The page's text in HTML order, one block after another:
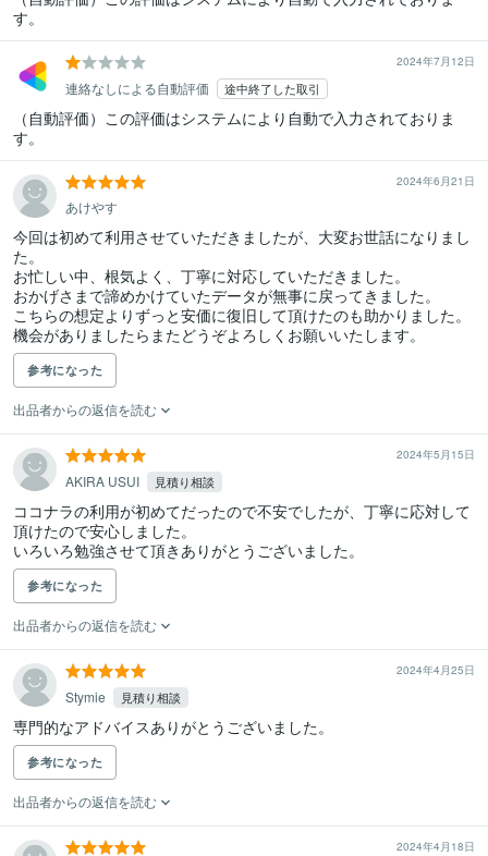
す。
2024年7月12日
連絡なしによる自動評価 途中終了した取引
（自動評価）この評価はシステムにより自動で入力されておりま
す。
2024年6月21日
あけやす
今回は初めて利用させていただきましたが、大変お世話になりまし
た。
お忙しい中、根気よく、丁寧に対応していただきました。
おかげさまで諦めかけていたデータが無事に戻ってきました。
こちらの想定よりずっと安価に復旧して頂けたのも助かりました。
機会がありましたらまたどうぞよろしくお願いいたします。
参考になった
出品者からの返信を読む
2024年5月15日
AKIRA USUI 見積り相談
ココナラの利用が初めてだったので不安でしたが、丁寧に応対して
頂けたので安心しました。
参考になった
出品者からの返信を読む
2024年4月25日
Stymie 見積り相談
専門的なアドバイスありがとうございました。
参考になった
出品者からの返信を読む
2024年4月18日